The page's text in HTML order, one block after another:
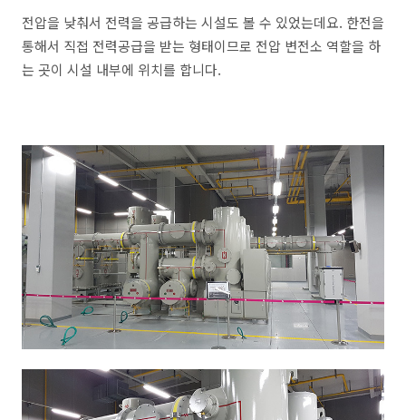
전압을 낮춰서 전력을 공급하는 시설도 볼 수 있었는데요. 한전을
통해서 직접 전력공급을 받는 형태이므로 전압 변전소 역할을 하
는 곳이 시설 내부에 위치를 합니다.